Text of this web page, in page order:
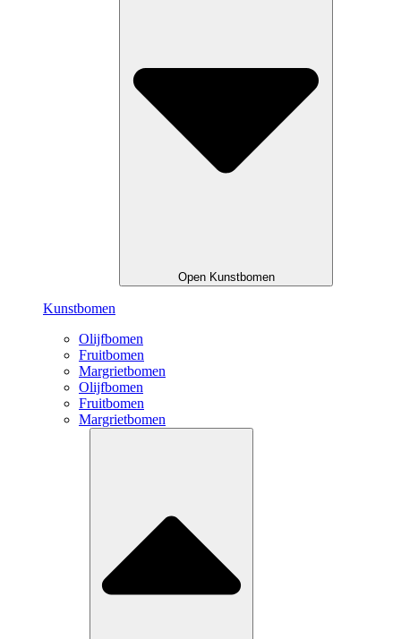
Open Kunstbomen
Kunstbomen
Olijfbomen
Fruitbomen
Margrietbomen
Olijfbomen
Fruitbomen
Margrietbomen